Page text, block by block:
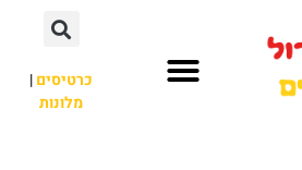
כרטיסים|
מלונות